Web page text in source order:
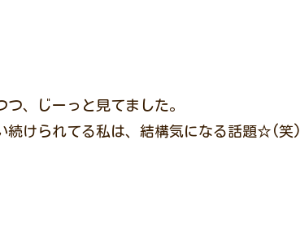
、じーっと見てました。
続けられてる私は、結構気になる話題☆(笑)